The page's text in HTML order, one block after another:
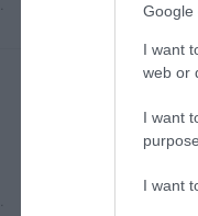
Google
I want
web or
I want
I want
Menü rendszer.